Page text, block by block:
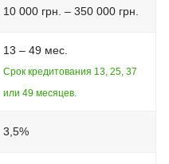
10 000 грн. – 350 000 грн.
13 – 49 мес.
Срок кредитования 13, 25, 37
или 49 месяцев.
3,5%